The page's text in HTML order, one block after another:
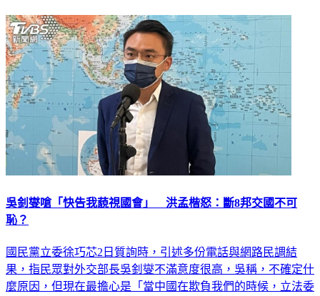
吳釗燮嗆「快告我藐視國會」 洪孟楷怒：斷8邦交國不可
恥？
國民黨立委徐巧芯2日質詢時，引述多份電話與網路民調結
果，指民眾對外交部長吳釗燮不滿意度很高，吳稱，不確定什
麼原因，但現在最擔心是「當中國在欺負我們的時候，立法委